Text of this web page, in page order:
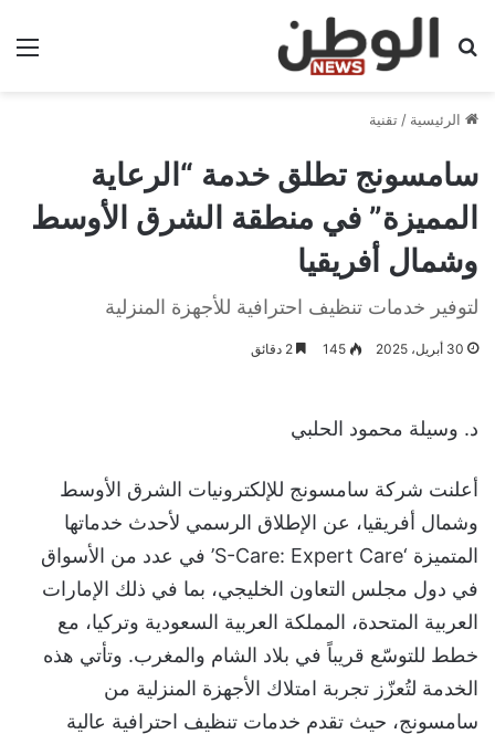
بحث عن
الرئيسية / تقنية
سامسونج تطلق خدمة “الرعاية
المميزة” في منطقة الشرق الأوسط
وشمال أفريقيا
لتوفير خدمات تنظيف احترافية للأجهزة المنزلية
30 أبريل، 2025 145
د. وسيلة محمود الحلبي
أعلنت شركة سامسونج للإلكترونيات الشرق الأوسط
وشمال أفريقيا، عن الإطلاق الرسمي لأحدث خدماتها
المتميزة ‘S-Care: Expert Care’ في عدد من الأسواق
في دول مجلس التعاون الخليجي، بما في ذلك الإمارات
العربية المتحدة، المملكة العربية السعودية وتركيا، مع
خطط للتوسّع قريباً في بلاد الشام والمغرب. وتأتي هذه
الخدمة لتُعزّز تجربة امتلاك الأجهزة المنزلية من
سامسونج، حيث تقدم خدمات تنظيف احترافية عالية